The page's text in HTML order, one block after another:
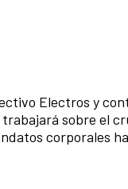
Electros y
trabajará sobre el
corporales